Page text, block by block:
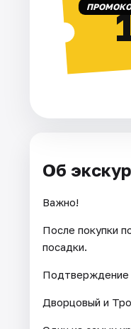
Об
Важно!
После покупки
посадки.
Подтверждение
Дворцовый и